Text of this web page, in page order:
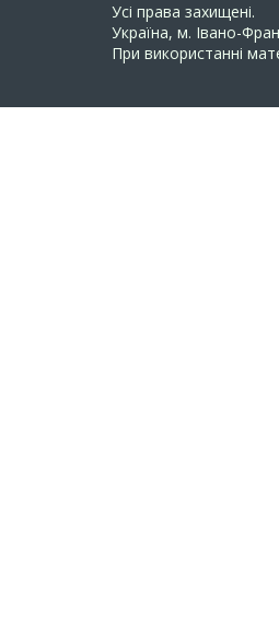
Усi права захищенi.
Україна, м. Івано-
При використанні